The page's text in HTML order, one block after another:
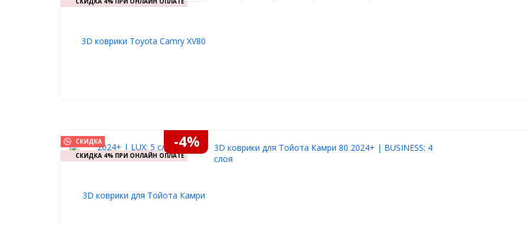
СКИДКА
СКИДКА 4% ПРИ ОНЛАЙН ОПЛАТЕ
-4%
3D коврики для Тойота Камри 80 2024+ | BUSINESS: 4
слоя